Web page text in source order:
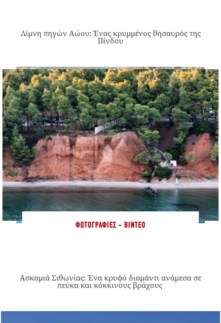
Λίμνη πηγών Αώου: Ένας κρυμμένος θησαυρός της
Πίνδου
ΦΩΤΟΓΡΑΦΊΕΣ - ΒΊΝΤΕΟ
Ασκαμιά Σιθωνίας: Ένα κρυφό διαμάντι ανάμεσα σε
πεύκα και κόκκινους βράχους